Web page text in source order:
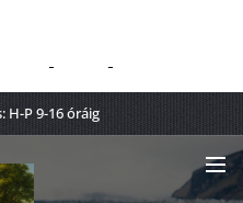
H-P 9-16 óráig